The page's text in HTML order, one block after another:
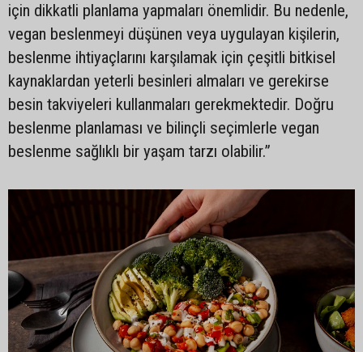
için dikkatli planlama yapmaları önemlidir. Bu nedenle,
vegan beslenmeyi düşünen veya uygulayan kişilerin,
beslenme ihtiyaçlarını karşılamak için çeşitli bitkisel
kaynaklardan yeterli besinleri almaları ve gerekirse
besin takviyeleri kullanmaları gerekmektedir. Doğru
beslenme planlaması ve bilinçli seçimlerle vegan
beslenme sağlıklı bir yaşam tarzı olabilir.”